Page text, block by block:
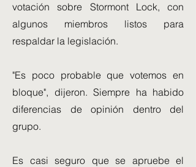
votación sobre Stormont Lock, con
algunos miembros listos para
respaldar la legislación.
"Es poco probable que votemos en
bloque", dijeron. Siempre ha habido
diferencias de opinión dentro del
grupo.
Es casi seguro que se apruebe el